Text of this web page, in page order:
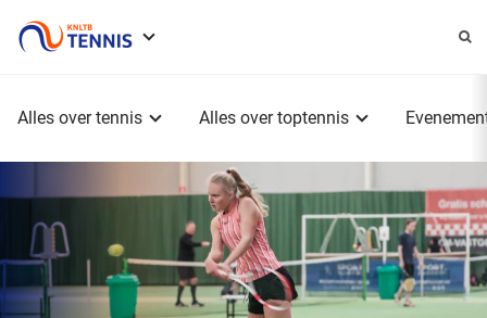
Alles over tennis Alles over toptennis